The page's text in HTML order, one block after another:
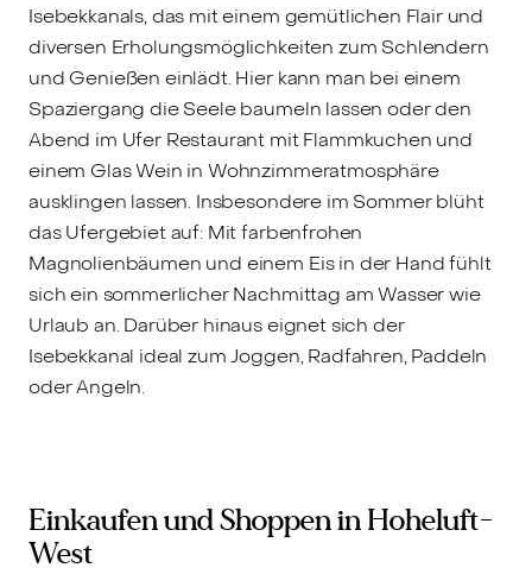
Isebekkanals, das mit einem gemütlichen Flair und
diversen Erholungsmöglichkeiten zum Schlendern
und Genießen einlädt. Hier kann man bei einem
Spaziergang die Seele baumeln lassen oder den
Abend im Ufer Restaurant mit Flammkuchen und
einem Glas Wein in Wohnzimmeratmosphäre
ausklingen lassen. Insbesondere im Sommer blüht
das Ufergebiet auf: Mit farbenfrohen
Magnolienbäumen und einem Eis in der Hand fühlt
sich ein sommerlicher Nachmittag am Wasser wie
Urlaub an. Darüber hinaus eignet sich der
Isebekkanal ideal zum Joggen, Radfahren, Paddeln
oder Angeln.
Einkaufen und Shoppen in Hoheluft-
West